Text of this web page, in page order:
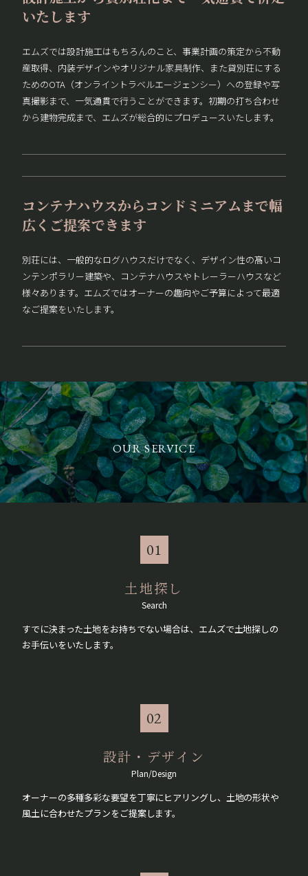
いたします
エムズでは設計施工はもちろんのこと、事業計画の策定から不動
産取得、内装デザインやオリジナル家具制作、また貸別荘にする
ためのOTA（オンライントラベルエージェンシー）への登録や写
真撮影まで、一気通貫で行うことができます。初期の打ち合わせ
から建物完成まで、エムズが総合的にプロデュースいたします。
コンテナハウスからコンドミニアムまで幅
広くご提案できます
別荘には、一般的なログハウスだけでなく、デザイン性の髙いコ
ンテンポラリー建築や、コンテナハウスやトレーラーハウスなど
様々あります。エムズではオーナーの趣向やご予算によって最適
なご提案をいたします。
OUR SERVICE
01
土地探し
Search
すでに決まった土地をお持ちでない場合は、エムズで土地探しの
お手伝いをいたします。
02
設計・デザイン
Plan/Design
オーナーの多種多彩な要望を丁寧にヒアリングし、土地の形状や
風土に合わせたプランをご提案します。